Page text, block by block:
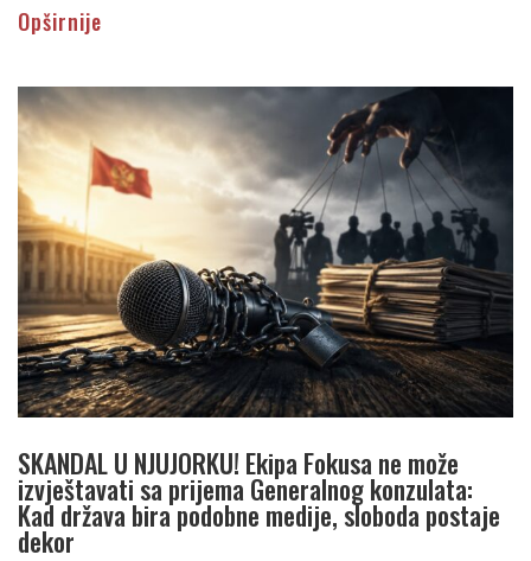
Opširnije
SKANDAL U NJUJORKU! Ekipa Fokusa ne može
izvještavati sa prijema Generalnog konzulata:
Kad država bira podobne medije, sloboda postaje
dekor